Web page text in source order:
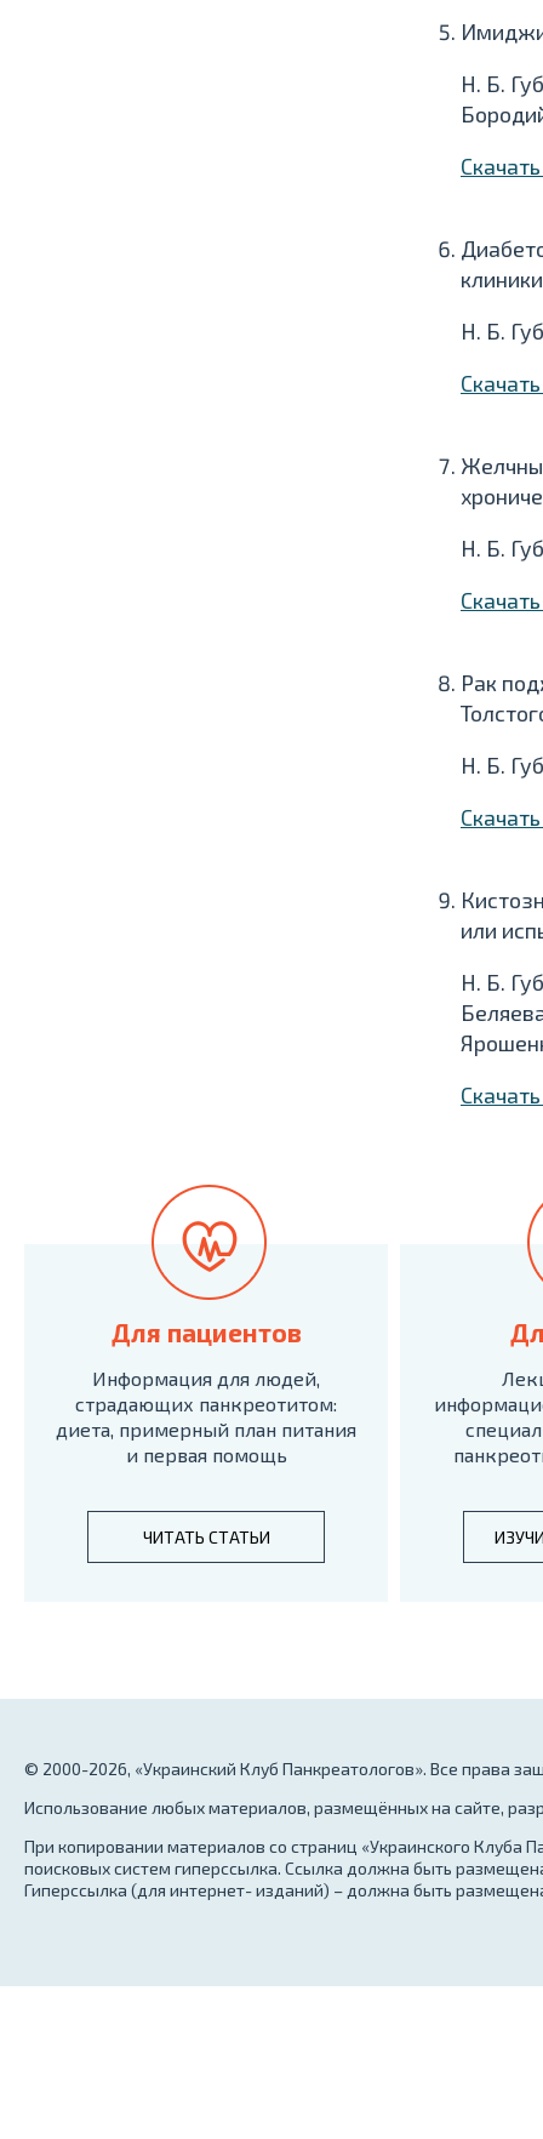
Имиджи
Н. Б.
Н. Б.
Н. Б.
Рак
Н. Б.
или
Н. Б.
Для пациентов
Информация для людей,
страдающих панкреотитом:
диета, примерный план питания
и первая помощь
ЧИТАТЬ СТАТЬИ
© 2000-2026, «Украинский Клуб Панкреатологов». Все права
Использование любых материалов, размещённых на сайте,
При копировании материалов со страниц «Украинского Клуба
поисковых систем гиперссылка. Ссылка должна быть
Гиперссылка (для интернет- изданий) – должна быть